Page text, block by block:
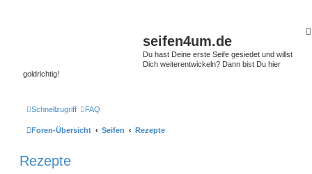
seifen4um.de
Du hast Deine erste Seife gesiedet und willst
Dich weiterentwickeln? Dann bist Du hier
goldrichtig!
Schnellzugriff FAQ
Foren-Übersicht Seifen Rezepte
Rezepte